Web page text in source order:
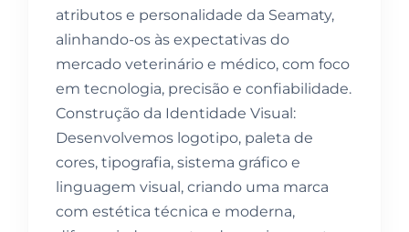
atributos e personalidade da Seamaty,
alinhando-os às expectativas do
mercado veterinário e médico, com foco
em tecnologia, precisão e confiabilidade.
Construção da Identidade Visual:
Desenvolvemos logotipo, paleta de
cores, tipografia, sistema gráfico e
linguagem visual, criando uma marca
com estética técnica e moderna,